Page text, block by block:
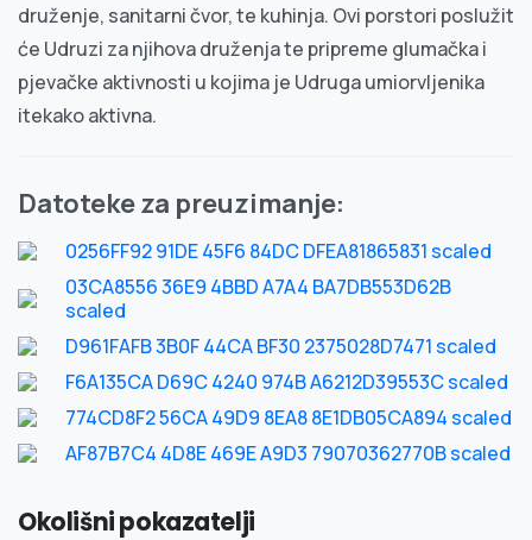
druženje, sanitarni čvor, te kuhinja. Ovi porstori poslužit
će Udruzi za njihova druženja te pripreme glumačka i
pjevačke aktivnosti u kojima je Udruga umiorvljenika
itekako aktivna.
Datoteke za preuzimanje:
0256FF92 91DE 45F6 84DC DFEA81865831 scaled
03CA8556 36E9 4BBD A7A4 BA7DB553D62B
scaled
D961FAFB 3B0F 44CA BF30 2375028D7471 scaled
F6A135CA D69C 4240 974B A6212D39553C scaled
774CD8F2 56CA 49D9 8EA8 8E1DB05CA894 scaled
AF87B7C4 4D8E 469E A9D3 79070362770B scaled
Okolišni pokazatelji